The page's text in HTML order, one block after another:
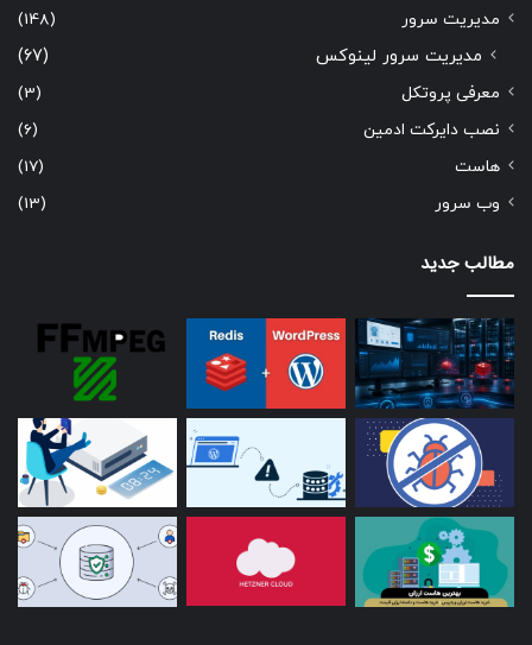
مدیریت سرور
(148)
مدیریت سرور لینوکس (67)
معرفی پروتکل
(3)
نصب دایرکت ادمین
(6)
هاست
(17)
وب سرور
(13)
مطالب جدید